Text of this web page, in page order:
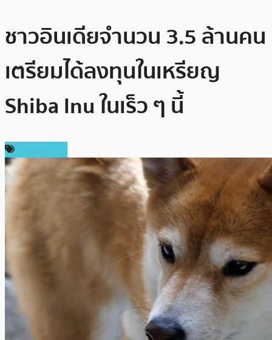
ชาวอินเดียจำนวน 3.5 ล้านคน
เตรียมได้ลงทุนในเหรียญ
Shiba Inu ในเร็ว ๆ นี้